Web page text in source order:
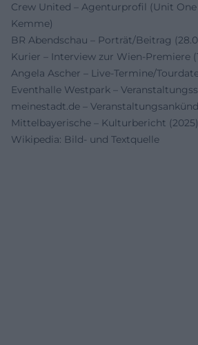
Crew United – Agenturprofil (Unit
Kemme)
BR Abendschau – Porträt/Beitrag
Kurier – Interview zur Wien-Premiere
Angela Ascher – Live-Termine/
Eventhalle Westpark –
meinestadt.de –
Mittelbayerische – Kulturbericht (2025)
Wikipedia: Bild- und Textquelle